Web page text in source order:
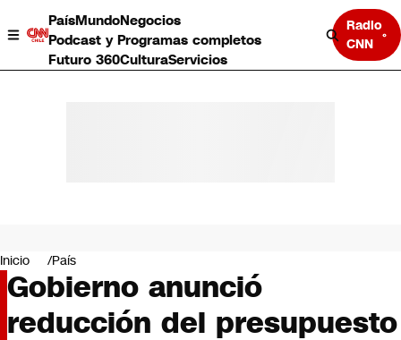
PaísMundoNegocios
Podcast y Programas completos
Futuro 360CulturaServicios
Radio
CNN
Negocios
Deportes
Programas completos
Cultura
Inicio País
Gobierno anunció
reducción del presupuesto